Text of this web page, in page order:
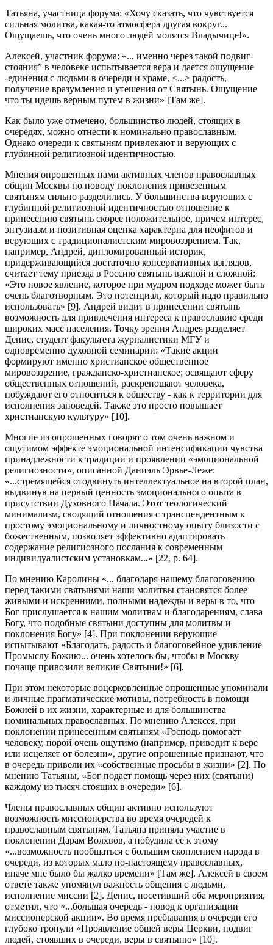
Татьяна, участница форума: «Хочу сказать, что чувствуется
сильная молитва, какая-то атмосфера другая вокруг...
Ощущаешь, что очень много людей молятся Владычице!».
Алексей, участник форума: «... именно через такой подвиг-
стояния” в человеке испытывается вера и дается ощущение
-единения с людьми в очереди и храме, <...> радость,
получение вразумления и утешения от Святынь. Ощущение
что ты идешь верным путем в жизни» [Там же].
Как было уже отмечено, большинство людей, стоящих в
очередях, можно отнести к номинально православным.
Однако очереди к святыням привлекают и верующих с
глубинной религиозной идентичностью.
Мнения опрошенных нами активных членов православных
общин Москвы по поводу поклонения привезенным
святыням сильно разделились. У большинства верующих с
глубинной религиозной идентичностью отношение к
принесению святынь скорее положительное, причем интерес,
энтузиазм и позитивная оценка характерна для неофитов и
верующих с традиционалистским мировоззрением. Так,
например, Андрей, дипломированный историк,
придерживающийся достаточно консервативных взглядов,
считает тему приезда в Россию святынь важной и сложной:
«Это новое явление, которое при мудром подходе может быть
очень благотворным. Это потенциал, который надо правильно
использовать» [9]. Андрей видит в принесении святынь
возможность для привлечения интереса к православию среди
широких масс населения. Точку зрения Андрея разделяет
Денис, студент факультета журналистики МГУ и
одновременно духовной семинарии: «Такие акции
формируют именно христианское общественное
мировоззрение, гражданско-христианское; освящают сферу
общественных отношений, раскрепощают человека,
побуждают его относиться к обществу - как к территории для
исполнения заповедей. Также это просто повышает
христианскую культуру» [10].
Многие из опрошенных говорят о том очень важном и
ощутимом эффекте эмоциональной интенсификации чувства
принадлежности к традиции и проявлении «эмоциональной
религиозности», описанной Даниэль Эрвье-Леже:
«...стремящейся отодвинуть интеллектуальное на второй план,
выдвинув на первый ценность эмоционального опыта в
присутствии Духовного Начала. Этот теологический
минимализм, сводящий отношения с трансцендентным к
простому эмоциональному и личностному опыту близости с
божественным, позволяет эффективно адаптировать
содержание религиозного послания к современным
индивидуалистским установкам...» [22, р. 64].
По мнению Каролины «... благодаря нашему благоговению
перед такими святынями наши молитвы становятся более
живыми и искренними, полными надежды и веры в то, что
Бог прислушается к нашим молитвам и благодарениям, слава
Богу, что подобные святыни доступны для молитвы и
поклонения Богу» [4]. При поклонении верующие
испытывают «Благодать, радость и благоговейное удивление
Промыслу Божию... очень хотелось бы, чтобы в Москву
почаще привозили великие Святыни!» [6].
При этом некоторые воцерковленные опрошенные упоминали
и личные прагматические мотивы, потребность в помощи
Божией в их жизни, характерные и для большинства
номинальных православных. По мнению Алексея, при
поклонении принесенным святыням «Господь помогает
человеку, порой очень ощутимо (например, приводит к вере
или исцеляет от болезни», другие опрошенные признают, что
в очередь привели их «собственные просьбы в жизни» [2]. По
мнению Татьяны, «Бог подает помощь через них (святыни)
каждому из тысяч стоящих в очереди» [6].
Члены православных общин активно используют
возможность миссионерства во время очередей к
православным святыням. Татьяна приняла участие в
поклонении Дарам Волхвов, а побудила ее к этому
«...возможность пообщаться с большим скоплением народа в
очереди, из которых мало по-настоящему православных,
иначе мне было бы жалко времени» [Там же]. Алексей в своем
ответе также упомянул важность общения с людьми,
исполнение миссии [2]. Денис, посетивший оба мероприятия,
отметил, что «...большая очередь - повод к организации
миссионерской акции». Во время пребывания в очереди его
глубоко тронули «Проявление общей веры Церкви, подвиг
людей, стоявших в очереди, веры в святыню» [10].